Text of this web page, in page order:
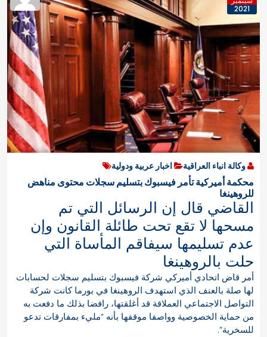
2021
وكالة انباء العراقية اخبار عربية ودولية
محكمة أميركية تأمر فيسبوك بتسليم سجلات محتوى مناهض
للروهينغا
القاضي قال إن الرسائل التي تم
مسحها لا تقع تحت طائلة القانون وإن
عدم تسليمها سيفاقم المأساة التي
حلت بالروهينغا
أمر قاض اتحادي أميركي شركة فيسبوك بتسليم سجلات لحسابات
لها صلة بالعنف الذي استهدف الروهينغا في بورما كانت شركة
التواصل الاجتماعي العملاقة قد أغلقتها، رافضا بذلك ما دفعت به
من حماية الخصوصية وواصفا موقفها بأنه “مليء بمفارقات تدعو
للسخرية”.